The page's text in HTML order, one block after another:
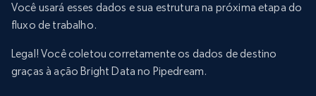
Você usará esses dados e sua estrutura na próxima etapa do
fluxo de trabalho.
Legal! Você coletou corretamente os dados de destino
graças à ação Bright Data no Pipedream.